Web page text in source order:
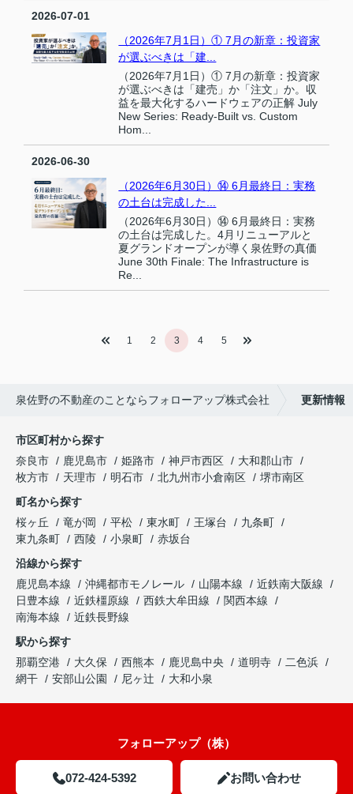
2026-07-01
（2026年7月1日）① 7月の新章：投資家
が選ぶべきは「建...
（2026年7月1日）① 7月の新章：投資家
が選ぶべきは「建売」か「注文」か。収
益を最大化するハードウェアの正解 July
New Series: Ready-Built vs. Custom
Hom...
2026-06-30
（2026年6月30日）⑭ 6月最終日：実務
の土台は完成した...
（2026年6月30日）⑭ 6月最終日：実務
の土台は完成した。4月リニューアルと
夏グランドオープンが導く泉佐野の真価
June 30th Finale: The Infrastructure is
Re...
1 2 3 4 5
泉佐野の不動産のことならフォローアップ株式会社 更新情報
市区町村から探す
奈良市
鹿児島市 姫路市 神戸市西区
大和郡山市
枚方市
天理市 明石市 北九州市小倉南区
堺市南区
町名から探す
桜ヶ丘
竜が岡 平松 東水町 王塚台
九条町
東九条町
西陵 小泉町
赤坂台
沿線から探す
鹿児島本線
沖縄都市モノレール 山陽本線
近鉄南大阪線
日豊本線
近鉄橿原線 西鉄大牟田線
関西本線
南海本線
近鉄長野線
駅から探す
那覇空港
大久保 西熊本 鹿児島中央 道明寺
二色浜
網干
安部山公園 尼ヶ辻 大和小泉
フォローアップ（株）
072-424-5392 お問い合わせ